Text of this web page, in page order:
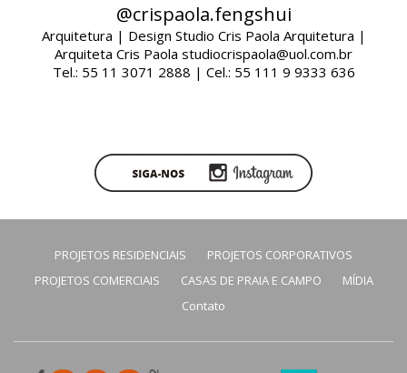
@crispaola.fengshui
Arquitetura | Design Studio Cris Paola Arquitetura |
Arquiteta Cris Paola studiocrispaola@uol.com.br
Tel.: 55 11 3071 2888 | Cel.: 55 111 9 9333 636
PROJETOS RESIDENCIAIS
PROJETOS CORPORATIVOS
PROJETOS COMERCIAIS
CASAS DE PRAIA E CAMPO
MÍDIA
Contato